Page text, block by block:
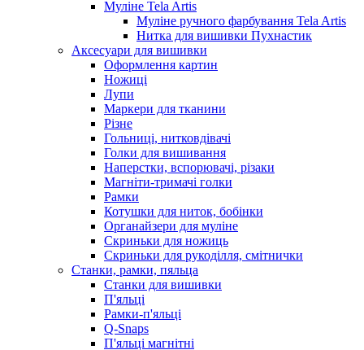
Муліне Tela Artis
Муліне ручного фарбування Tela Artis
Нитка для вишивки Пухнастик
Аксесуари для вишивки
Оформлення картин
Ножиці
Лупи
Маркери для тканини
Різне
Гольниці, нитковдівачі
Голки для вишивання
Наперстки, вспорювачі, різаки
Магніти-тримачі голки
Рамки
Котушки для ниток, бобінки
Органайзери для муліне
Скриньки для ножиць
Скриньки для рукоділля, смітнички
Станки, рамки, пяльца
Станки для вишивки
П'яльці
Рамки-п'яльці
Q-Snaps
П'яльці магнітні